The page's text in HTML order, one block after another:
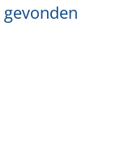
gevonden